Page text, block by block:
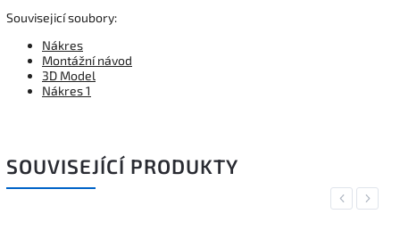
Souvisejicí soubory:
Nákres
Montážní návod
3D Model
Nákres 1
SOUVISEJÍCÍ PRODUKTY
Previous
Next